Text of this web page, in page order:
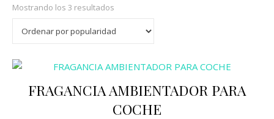
Mostrando los 3 resultados
FRAGANCIA AMBIENTADOR PARA
COCHE